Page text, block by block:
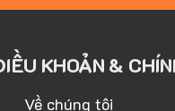
KHOẢN &
Về chúng tôi